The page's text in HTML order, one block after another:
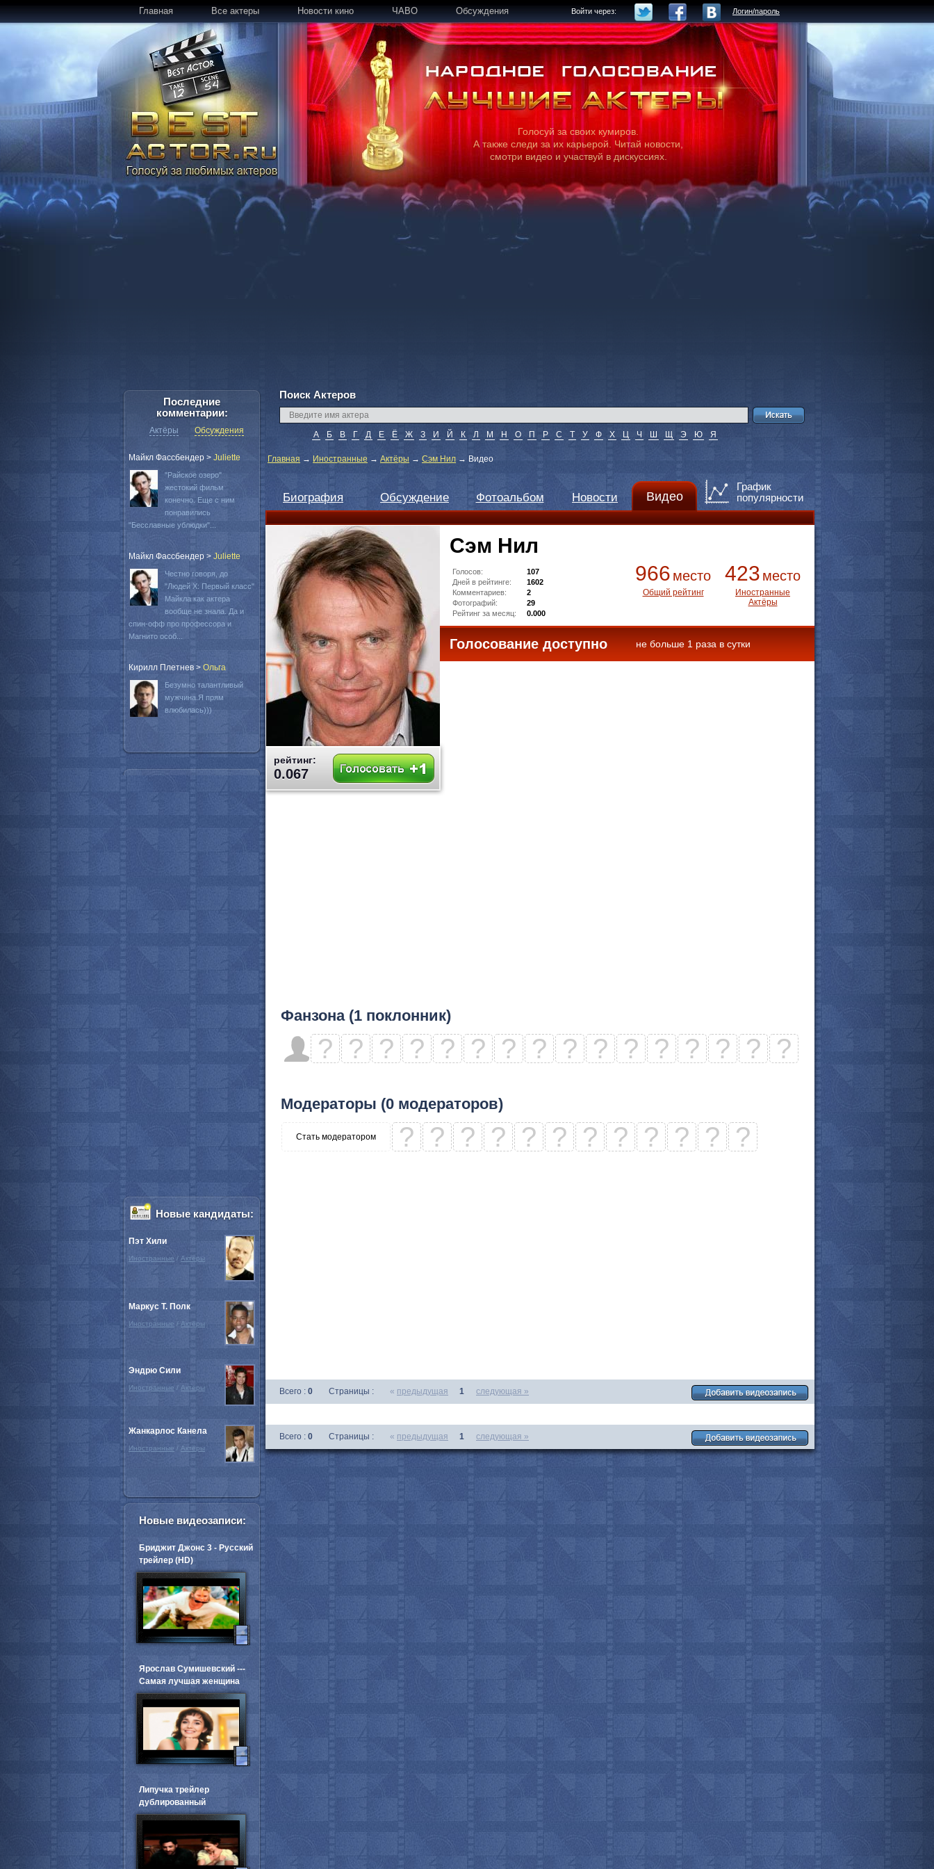
Главная Все актеры Новости кино ЧАВО Обсуждения Войти через: Логин/пароль
Голосуй за своих кумиров.
А также следи за их карьерой. Читай новости,
смотри видео и участвуй в дискуссиях.
Поиск Актеров
А Б В Г Д Е Ё Ж З И Й К Л М Н О П Р С Т У Ф Х Ц Ч Ш Щ Э Ю Я
Главная → Иностранные → Актёры → Сэм Нил → Видео
Биография Обсуждение Фотоальбом Новости Видео
График
популярности
рейтинг:
0.067
Сэм Нил
966 место
Общий рейтинг
423 место
Иностранные
Актёры
Голосов:
107
Дней в рейтинге:
1602
Комментариев:
2
Фотографий:
29
Рейтинг за месяц:
0.000
Голосование доступно не больше 1 раза в сутки
Фанзона (1 поклонник)
? ? ? ? ? ? ? ? ? ? ? ? ? ? ? ?
Модераторы (0 модераторов)
Стать модератором ? ? ? ? ? ? ? ? ? ? ? ?
Всего : 0 Страницы : « предыдущая 1 следующая »
Всего : 0 Страницы : « предыдущая 1 следующая »
Последние
комментарии:
Актёры Обсуждения
Майкл Фассбендер > Juliette
"Райское озеро"
жестокий фильм
конечно. Еще с ним
понравились
"Бесславные ублюдки"...
Майкл Фассбендер > Juliette
Честно говоря, до
"Людей Х: Первый класс"
Майкла как актера
вообще не знала. Да и
спин-офф про профессора и
Магнито особ...
Кирилл Плетнев > Oльга
Безумно талантливый
мужчина.Я прям
влюбилась)))
Новые кандидаты:
Пэт Хили
Иностранные / Актёры
Маркус Т. Полк
Иностранные / Актёры
Эндрю Сили
Иностранные / Актёры
Жанкарлос Канела
Иностранные / Актёры
все актёры
Новые видеозаписи:
Бриджит Джонс 3 - Русский
трейлер (HD)
Ярослав Сумишевский ---
Самая лучшая женщина
Липучка трейлер
дублированный